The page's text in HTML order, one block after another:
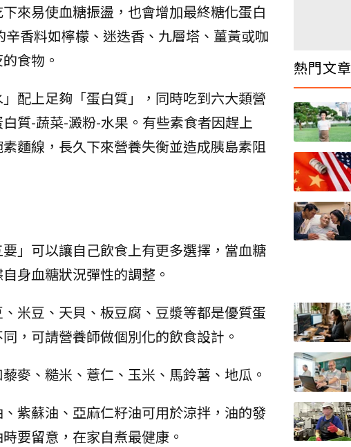
來易使血糖振盪，也會增加最終糖化蛋白
香料如檸檬、迷迭香、九層塔、薑黃或咖
食物。
配上足夠「蛋白質」，同時吃到六大類營
質-蔬菜-澱粉-水果。有些素食者因趕上
麵線，長久下來營養失衡並造成胰島素阻
」可以讓自己飲食上有更多選擇，當血糖
身血糖狀況彈性的調整。
米豆、天貝、板豆腐、豆漿等都是優質蛋
，可請營養師做個別化的飲食設計。
麥、糙米、薏仁、玉米、馬鈴薯、地瓜。
紫蘇油、亞麻仁籽油可用於涼拌，油的發
要留意，在家自煮最健康。
熱門文章